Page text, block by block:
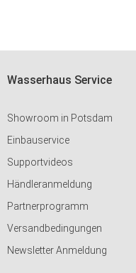
Wasserhaus Service
Showroom in Potsdam
Einbauservice
Supportvideos
Händleranmeldung
Partnerprogramm
Versandbedingungen
Newsletter Anmeldung